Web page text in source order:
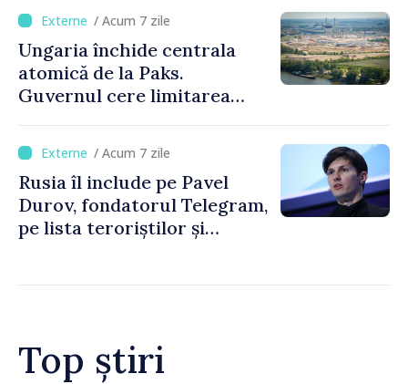
/ Acum 7 zile
Ungaria închide centrala
atomică de la Paks.
Guvernul cere limitarea
/ Acum 7 zile
Rusia îl include pe Pavel
Durov, fondatorul Telegram,
pe lista teroriștilor și
Top știri